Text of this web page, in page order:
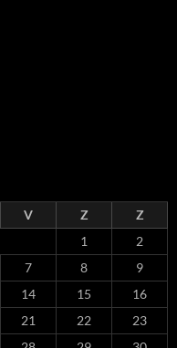
V Z
Z
1
2
7 8
9
14 15
16
21 22
23